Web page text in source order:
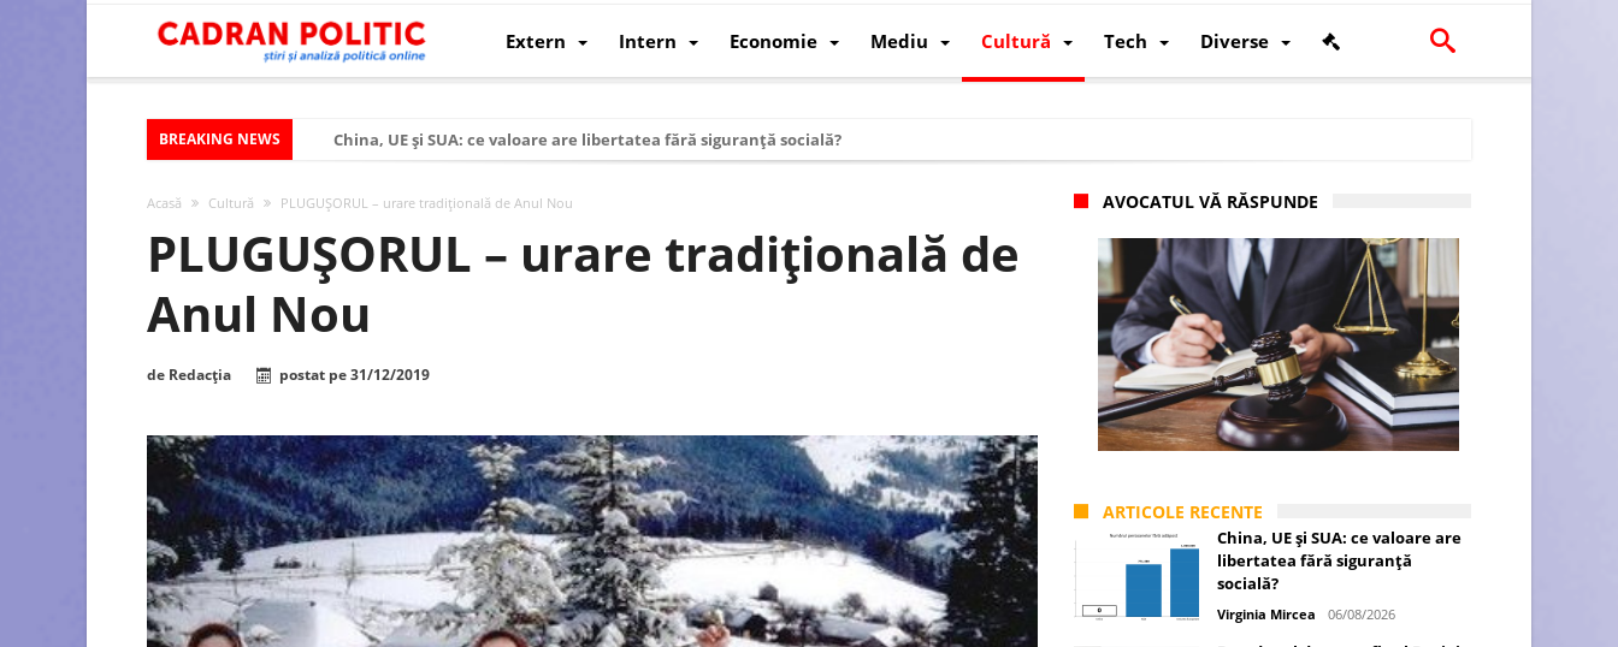
Extern Intern Economie Mediu Cultură Tech Diverse
BREAKING NEWS
China, UE și SUA: ce valoare are libertatea fără siguranță socială?
Modelul economic al Chinei: cum a devenit atelierul lumii și rivalul economic al SUA
Modelul economic al Rusiei: de ce rezistă?
Viitorul României în Uniunea Europeană. Ce ne așteaptă? – O analiză structurală a demografiei, fiscalității și poziției României în U.E.
Controlul minții prin nanoparticule
Huawei dezvoltă un nou cip AI pentru a înlocui Nvidia
Acasă Cultură PLUGUȘORUL – urare tradițională de Anul Nou
PLUGUȘORUL – urare tradițională de
Anul Nou
de Redacția postat pe31/12/2019
AVOCATUL VĂ RĂSPUNDE
ARTICOLE RECENTE
China, UE și SUA: ce valoare are
libertatea fără siguranță
socială?
Virginia Mircea 06/08/2026